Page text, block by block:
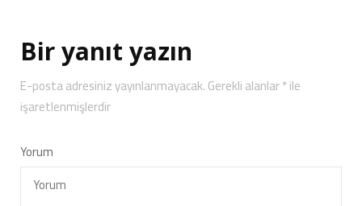
Bir yanıt yazın
E-posta adresiniz yayınlanmayacak.Gerekli alanlar*ile
işaretlenmişlerdir
Yorum